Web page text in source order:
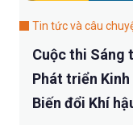
Tin tức và câu
Cuộc thi Sáng
Phát triển
Biến đổi Khí